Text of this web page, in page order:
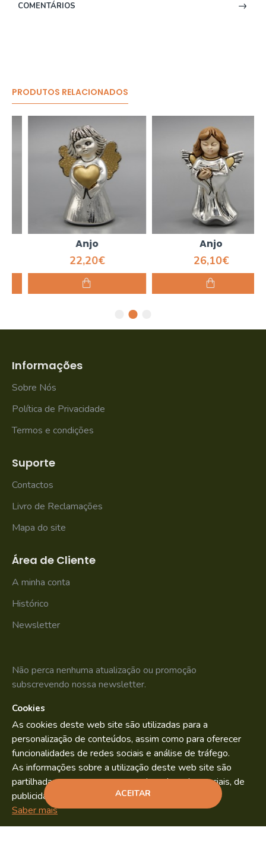
ADICIONAR
COMENTÁRIOS
PRODUTOS RELACIONADOS
Anjo
22,20€
Anjo
26,10€
Informações
Sobre Nós
Política de Privacidade
Termos e condições
Suporte
Contactos
Livro de Reclamações
Mapa do site
Área de Cliente
A minha conta
Histórico
Newsletter
Não perca nenhuma atualização ou promoção
subscrevendo nossa newsletter.
Li e aceito osPolítica de Privacidade
Copyright © 2022. ByBild.pt
ACEITAR
Cookies
As cookies deste web site são utilizadas para a
personalização de conteúdos, assim como para oferecer
funcionalidades de redes sociais e análise de tráfego.
As informações sobre a utilização deste web site são
partilhadas com os nossos parceiros de redes sociais, de
publicidade e análise.
Saber mais